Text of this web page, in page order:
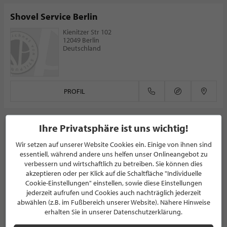
Shovel Service Berlin
Kienitzer Str 102
12049 Berlin
Deutschland
PROFIL
NEWSLETTER
Bleiben Sie immer UP TO DATE! Melden Sie sich jetzt für
unseren STILPUNKTE®-Newsletter an und profitieren Sie
von exklusivenNeuigkeiten, TrendsundAngeboten
Mit der Anmeldung für unseren Newsletter stimmen Sie
unserenDatenschutzbestimmungenzu. EineAbmeldung
Ihre Privatsphäre ist uns wichtig!
Wir setzen auf unserer Website Cookies ein. Einige von ihnen sind
essentiell, während andere uns helfen unser Onlineangebot zu
verbessern und wirtschaftlich zu betreiben. Sie können dies
akzeptieren oder per Klick auf die Schaltfläche "Individuelle
Cookie-Einstellungen" einstellen, sowie diese Einstellungen
jederzeit aufrufen und Cookies auch nachträglich jederzeit
abwählen (z.B. im Fußbereich unserer Website). Nähere Hinweise
erhalten Sie in unserer Datenschutzerklärung.